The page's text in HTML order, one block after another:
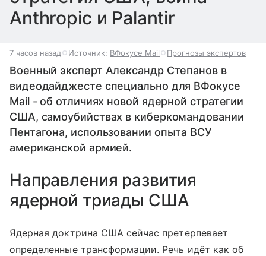
Anthropic и Palantir
7 часов назад Источник: ВФокусе Mail Прогнозы экспертов
Военный эксперт Александр Степанов в
видеодайджесте специально для ВФокусе
Mail - об отличиях новой ядерной стратегии
США, самоубийствах в киберкомандовании
Пентагона, использовании опыта ВСУ
американской армией.
Направления развития
ядерной триады США
Ядерная доктрина США сейчас претерпевает
определенные трансформации. Речь идёт как об